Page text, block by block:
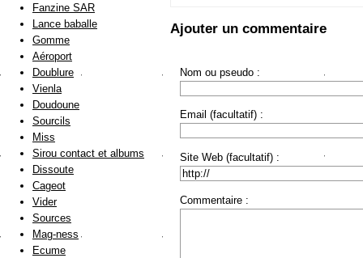
Ajouter un commentaire
Nom ou pseudo :
Email (facultatif) :
Site Web (facultatif) :
Commentaire :
Fanzine SAR
Lance baballe
Gomme
Aéroport
Doublure
Vienla
Doudoune
Sourcils
Miss
Sirou contact et albums
Dissoute
Cageot
Vider
Sources
Mag-ness
Ecume